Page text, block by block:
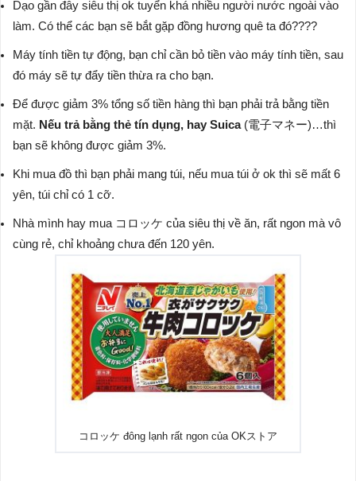
Dạo gần đây siêu thị ok tuyển khá nhiều người nước ngoài vào
làm. Có thể các bạn sẽ bắt gặp đồng hương quê ta đó????
Máy tính tiền tự động, bạn chỉ cần bỏ tiền vào máy tính tiền, sau
đó máy sẽ tự đẩy tiền thừa ra cho bạn.
Để được giảm 3% tổng số tiền hàng thì bạn phải trả bằng tiền
mặt. Nếu trả bằng thẻ tín dụng, hay Suica(電子マネー)…thì
bạn sẽ không được giảm 3%.
Khi mua đồ thì bạn phải mang túi, nếu mua túi ở ok thì sẽ mất 6
yên, túi chỉ có 1 cỡ.
Nhà mình hay mua コロッケ của siêu thị về ăn, rất ngon mà vô
cùng rẻ, chỉ khoảng chưa đến 120 yên.
コロッケ đông lạnh rất ngon của OKストア